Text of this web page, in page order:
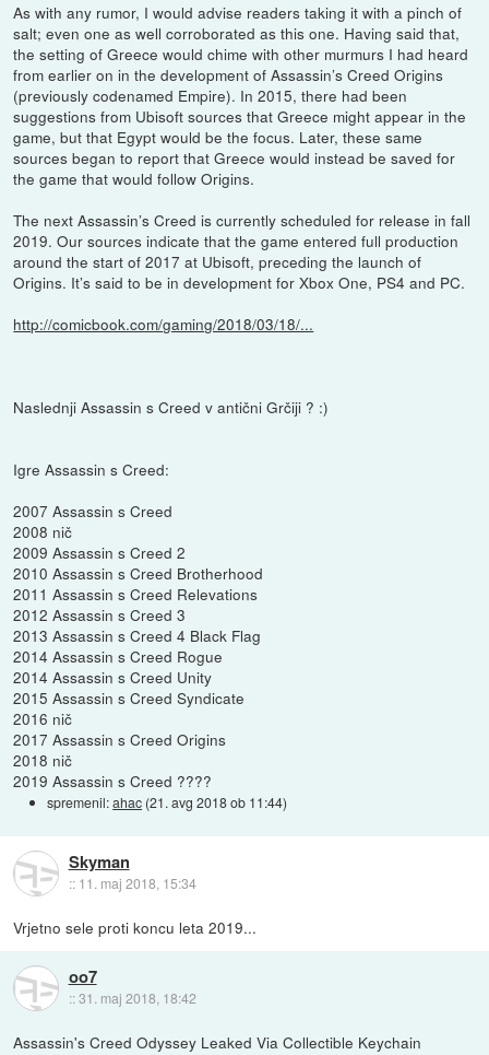
As with any rumor, I would advise readers taking it with a pinch of
salt; even one as well corroborated as this one. Having said that,
the setting of Greece would chime with other murmurs I had heard
from earlier on in the development of Assassin’s Creed Origins
(previously codenamed Empire). In 2015, there had been
suggestions from Ubisoft sources that Greece might appear in the
game, but that Egypt would be the focus. Later, these same
sources began to report that Greece would instead be saved for
the game that would follow Origins.
The next Assassin’s Creed is currently scheduled for release in fall
2019. Our sources indicate that the game entered full production
around the start of 2017 at Ubisoft, preceding the launch of
Origins. It’s said to be in development for Xbox One, PS4 and PC.
http://comicbook.com/gaming/2018/03/18/...
Naslednji Assassin s Creed v antični Grčiji ? :)
Igre Assassin s Creed:
2007 Assassin s Creed
2008 nič
2009 Assassin s Creed 2
2010 Assassin s Creed Brotherhood
2011 Assassin s Creed Relevations
2012 Assassin s Creed 3
2013 Assassin s Creed 4 Black Flag
2014 Assassin s Creed Rogue
2014 Assassin s Creed Unity
2015 Assassin s Creed Syndicate
2016 nič
2017 Assassin s Creed Origins
2018 nič
2019 Assassin s Creed ????
spremenil:ahac (21. avg 2018 ob 11:44)
Skyman
:: 11. maj 2018, 15:34
Vrjetno sele proti koncu leta 2019...
oo7
::31. maj 2018, 18:42
Assassin's Creed Odyssey Leaked Via Collectible Keychain